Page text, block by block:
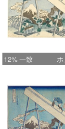
12% 一致